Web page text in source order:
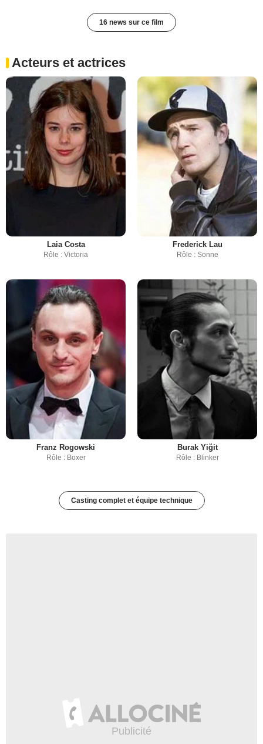
16 news sur ce film
Acteurs et actrices
Laia Costa
Rôle : Victoria
Frederick Lau
Rôle : Sonne
Franz Rogowski
Rôle : Boxer
Burak Yiğit
Rôle : Blinker
Casting complet et équipe technique